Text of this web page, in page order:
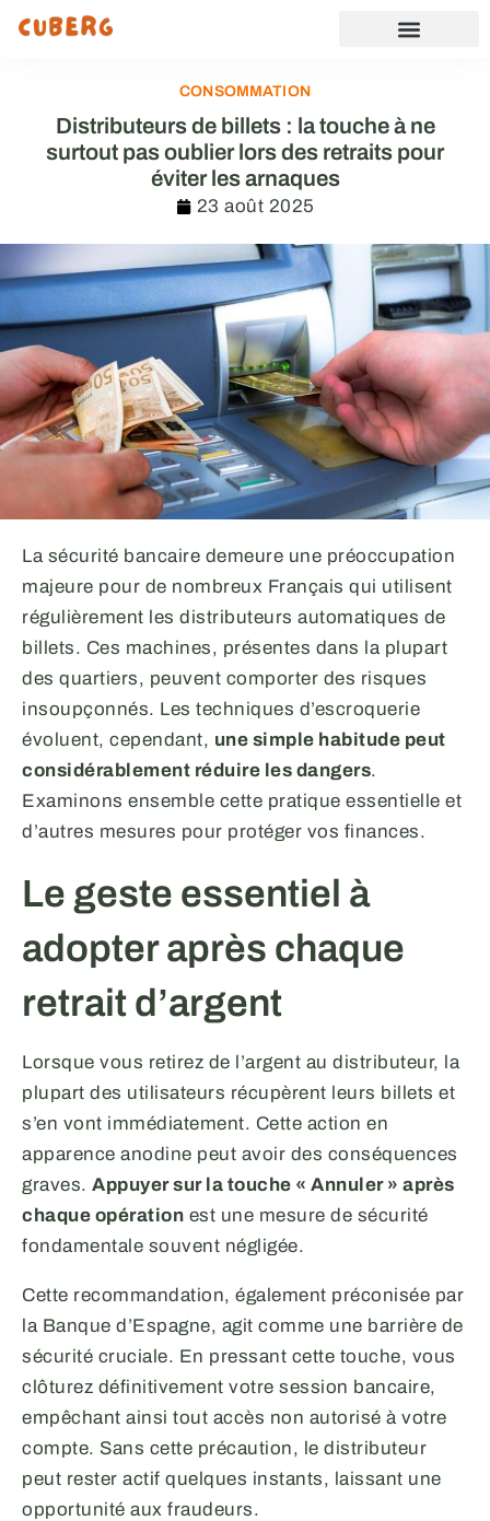
CONSOMMATION
Distributeurs de billets : la touche à ne
surtout pas oublier lors des retraits pour
éviter les arnaques
23 août 2025
La sécurité bancaire demeure une préoccupation
majeure pour de nombreux Français qui utilisent
régulièrement les distributeurs automatiques de
billets. Ces machines, présentes dans la plupart
des quartiers, peuvent comporter des risques
insoupçonnés. Les techniques d’escroquerie
évoluent, cependant, une simple habitude peut
considérablement réduire les dangers.
Examinons ensemble cette pratique essentielle et
d’autres mesures pour protéger vos finances.
Le geste essentiel à
adopter après chaque
retrait d’argent
Lorsque vous retirez de l’argent au distributeur, la
plupart des utilisateurs récupèrent leurs billets et
s’en vont immédiatement. Cette action en
apparence anodine peut avoir des conséquences
graves. Appuyer sur la touche « Annuler » après
chaque opération est une mesure de sécurité
fondamentale souvent négligée.
Cette recommandation, également préconisée par
la Banque d’Espagne, agit comme une barrière de
sécurité cruciale. En pressant cette touche, vous
clôturez définitivement votre session bancaire,
empêchant ainsi tout accès non autorisé à votre
compte. Sans cette précaution, le distributeur
peut rester actif quelques instants, laissant une
opportunité aux fraudeurs.